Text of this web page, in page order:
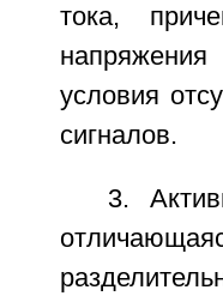
тока,
условия
сигналов.
3.